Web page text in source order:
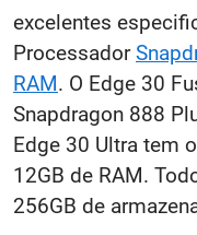
excelentes
Processador
RAM. O Edge 30
Snapdragon 888
Edge 30 Ultra tem
12GB de RAM.
256GB de